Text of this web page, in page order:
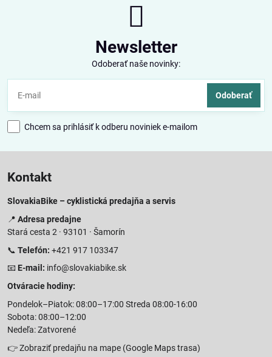
Newsletter
Odoberať naše novinky:
Odoberať
Chcem sa prihlásiť k odberu noviniek e-mailom
Kontakt
SlovakiaBike – cyklistická predajňa a servis
📍 Adresa predajne
Stará cesta 2 · 93101 · Šamorín
📞 Telefón: +421 917 103347
📧 E-mail: info@slovakiabike.sk
Otváracie hodiny:
Pondelok–Piatok: 08:00–17:00 Streda 08:00-16:00
Sobota: 08:00–12:00
Nedeľa: Zatvorené
👉Zobraziť predajňu na mape (Google Maps trasa)